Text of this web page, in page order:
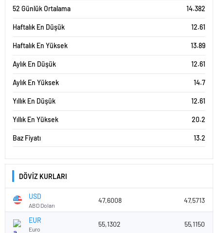
52 Günlük Ortalama 14.382
Haftalık En Düşük 12.61
Haftalık En Yüksek 13.89
Aylık En Düşük 12.61
Aylık En Yüksek 14.7
Yıllık En Düşük 12.61
Yıllık En Yüksek 20.2
Baz Fiyatı 13.2
DÖVİZ KURLARI
USD
ABD Doları
47,6008 47,5713
EUR
Euro
55,1302 55,1150